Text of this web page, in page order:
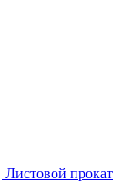
Листовой прокат